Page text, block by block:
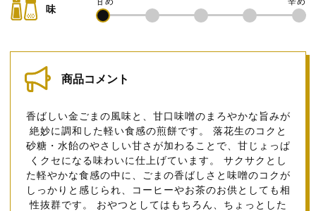
味
商品コメント
香ばしい金ごまの風味と、甘口味噌のまろやかな旨みが
絶妙に調和した軽い食感の煎餅です。 落花生のコクと
砂糖・水飴のやさしい甘さが加わることで、甘じょっぱ
くクセになる味わいに仕上げています。 サクサクとし
た軽やかな食感の中に、ごまの香ばしさと味噌のコクが
しっかりと感じられ、コーヒーやお茶のお供としても相
性抜群です。 おやつとしてはもちろん、ちょっとした